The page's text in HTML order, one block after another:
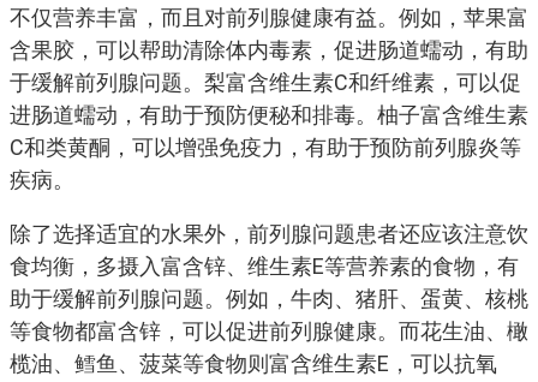
不仅营养丰富，而且对前列腺健康有益。例如，苹果富
含果胶，可以帮助清除体内毒素，促进肠道蠕动，有助
于缓解前列腺问题。梨富含维生素C和纤维素，可以促
进肠道蠕动，有助于预防便秘和排毒。柚子富含维生素
C和类黄酮，可以增强免疫力，有助于预防前列腺炎等
疾病。
除了选择适宜的水果外，前列腺问题患者还应该注意饮
食均衡，多摄入富含锌、维生素E等营养素的食物，有
助于缓解前列腺问题。例如，牛肉、猪肝、蛋黄、核桃
等食物都富含锌，可以促进前列腺健康。而花生油、橄
榄油、鳕鱼、菠菜等食物则富含维生素E，可以抗氧